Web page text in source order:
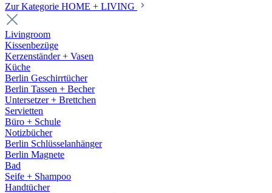
Zur Kategorie HOME + LIVING
Livingroom
Kissenbezüge
Kerzenständer + Vasen
Küche
Berlin Geschirrtücher
Berlin Tassen + Becher
Untersetzer + Brettchen
Servietten
Büro + Schule
Notizbücher
Berlin Schlüsselanhänger
Berlin Magnete
Bad
Seife + Shampoo
Handtücher